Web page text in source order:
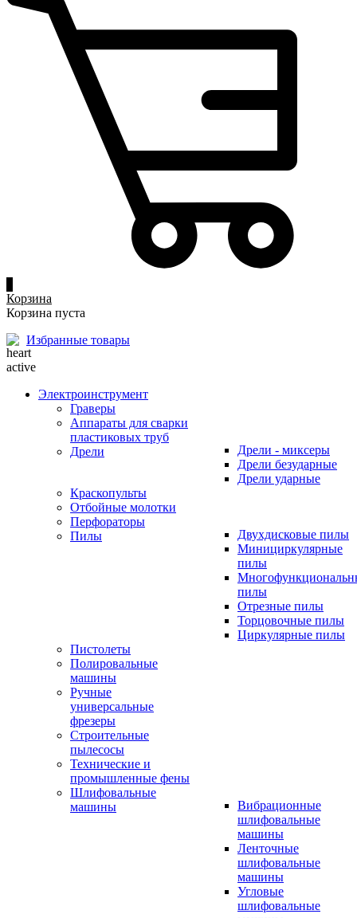
Корзина
Корзина пуста
Избранные товары
Электроинструмент
Граверы
Аппараты для сварки
пластиковых труб
Дрели
Дрели - миксеры
Дрели безударные
Дрели ударные
Краскопульты
Отбойные молотки
Перфораторы
Пилы
Двухдисковые пилы
Минициркулярные
пилы
пилы
Отрезные пилы
Торцовочные пилы
Циркулярные пилы
Пистолеты
Полировальные
машины
Ручные
универсальные
фрезеры
Строительные
пылесосы
Технические и
промышленные фены
Шлифовальные
машины
Вибрационные
шлифовальные
машины
Ленточные
шлифовальные
машины
Угловые
шлифовальные